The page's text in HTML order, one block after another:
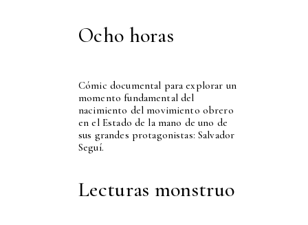
Ocho horas
Cómic documental para explorar un
momento fundamental del
nacimiento del movimiento obrero
en el Estado de la mano de uno de
sus grandes protagonistas: Salvador
Seguí.
Lecturas monstruo